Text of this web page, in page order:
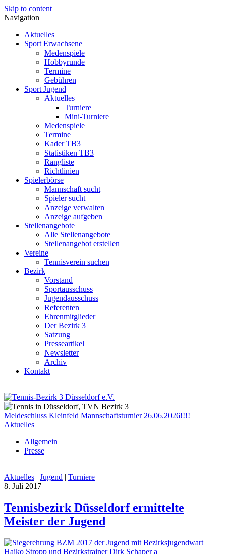
Skip to content
Navigation
Aktuelles
Sport Erwachsene
Medenspiele
Hobbyrunde
Termine
Gebühren
Sport Jugend
Aktuelles
Turniere
Mini-Turniere
Medenspiele
Termine
Kader TB3
Statistiken TB3
Rangliste
Richtlinien
Spielerbörse
Mannschaft sucht
Spieler sucht
Anzeige verwalten
Anzeige aufgeben
Stellenangebote
Alle Stellenangebote
Stellenangebot erstellen
Vereine
Tennisverein suchen
Bezirk
Vorstand
Sportausschuss
Jugendausschuss
Referenten
Ehrenmitglieder
Der Bezirk 3
Satzung
Presseartikel
Newsletter
Archiv
Kontakt
Meldeschluss Kleinfeld Mannschaftsturnier 26.06.2026!!!!
Aktuelles
Allgemein
Presse
Aktuelles | Jugend | Turniere
8. Juli 2017
Tennisbezirk Düsseldorf ermittelte
Meister der Jugend